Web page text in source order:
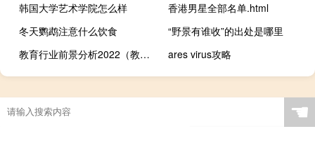
韩国大学艺术学院怎么样
香港男星全部名单.html
冬天鹦鹉注意什么饮食
“野景有谁收”的出处是哪里
教育行业前景分析2022（教育行业前景分析）
ares virus攻略
☚